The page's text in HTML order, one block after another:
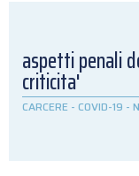
aspetti penali
criticita'
CARCERE - COVID-19 -